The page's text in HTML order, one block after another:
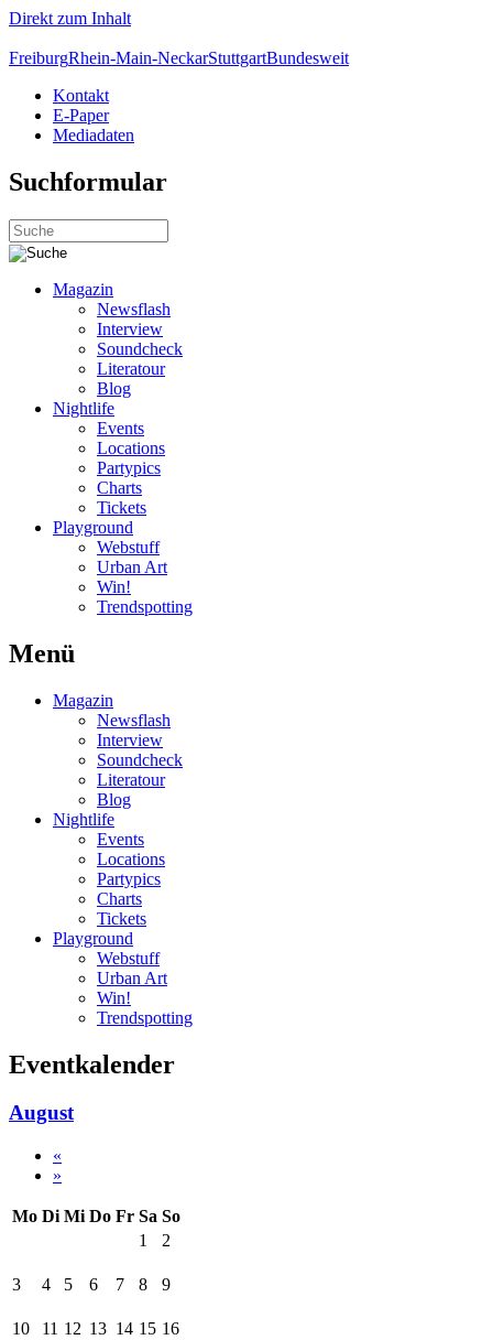
Direkt zum Inhalt
FreiburgRhein-Main-NeckarStuttgartBundesweit
Kontakt
E-Paper
Mediadaten
Suchformular
Magazin
Newsflash
Interview
Soundcheck
Literatour
Blog
Nightlife
Events
Locations
Partypics
Charts
Tickets
Playground
Webstuff
Urban Art
Win!
Trendspotting
Menü
Magazin
Newsflash
Interview
Soundcheck
Literatour
Blog
Nightlife
Events
Locations
Partypics
Charts
Tickets
Playground
Webstuff
Urban Art
Win!
Trendspotting
Eventkalender
August
«
»
Mo Di Mi Do Fr Sa So
1
2
3 4 5 6 7 8 9
10 11 12 13 14 15 16